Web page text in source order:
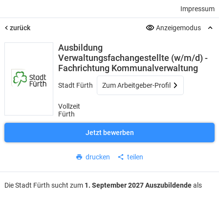
Impressum
zurück Anzeigemodus
Ausbildung
Verwaltungsfachangestellte (w/m/d) -
Fachrichtung Kommunalverwaltung
Stadt Fürth Zum Arbeitgeber-Profil
Vollzeit
Fürth
Jetzt bewerben
drucken teilen
Die Stadt Fürth sucht zum 1. September 2027 Auszubildendeals